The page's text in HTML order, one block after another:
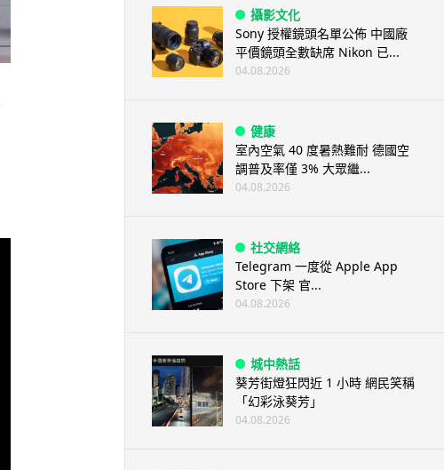
攝影文化
Sony 授權鏡頭名單公佈 中國廠
平價鏡頭全數缺席 Nikon 已...
04.08.2026
健康
室內空氣 40 度暑熱難耐 德國空
調普及率僅 3% 大眾繼...
04.08.2026
社交網絡
Telegram 一度從 Apple App
Store 下架 官...
04.08.2026
城中熱話
葵芳街燈狂閃近 1 小時 網民笑稱
「幻彩泳葵芳」
04.08.2026